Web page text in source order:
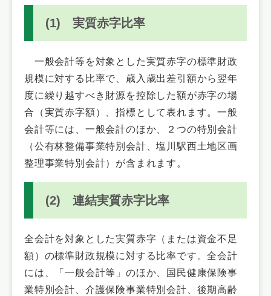
(1) 実質赤字比率
一般会計等を対象とした実質赤字の標準財政
規模に対する比率で、歳入歳出差引額から翌年
度に繰り越すべき財源を控除した額が赤字の場
合（実質赤字額）、指標として表れます。一般
会計等には、一般会計のほか、２つの特別会計
（公有林整備事業特別会計、塩川駅西土地区画
整理事業特別会計）が含まれます。
(2) 連結実質赤字比率
全会計を対象とした実質赤字（または資金不足
額）の標準財政規模に対する比率です。全会計
には、「一般会計等」のほか、国民健康保険事
業特別会計、介護保険事業特別会計、後期高齢